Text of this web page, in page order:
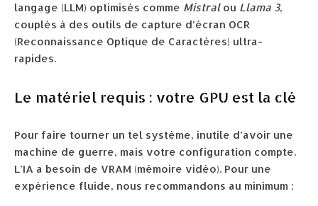
langage (LLM) optimisés comme Mistralou Llama 3,
couplés à des outils de capture d’écran OCR
(Reconnaissance Optique de Caractères) ultra-
rapides.
Le matériel requis : votre GPU est la clé
Pour faire tourner un tel système, inutile d’avoir une
machine de guerre, mais votre configuration compte.
L’IA a besoin de VRAM (mémoire vidéo). Pour une
expérience fluide, nous recommandons au minimum :